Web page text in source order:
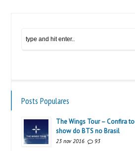
Posts Populares
The Wings Tour – Confira
show do BTS no Brasil
23 nov 2016 93